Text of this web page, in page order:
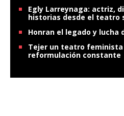
Egly Larreynaga: actriz,
historias desde el teatro
Honran el legado y lucha
Tejer un teatro
reformulación constante